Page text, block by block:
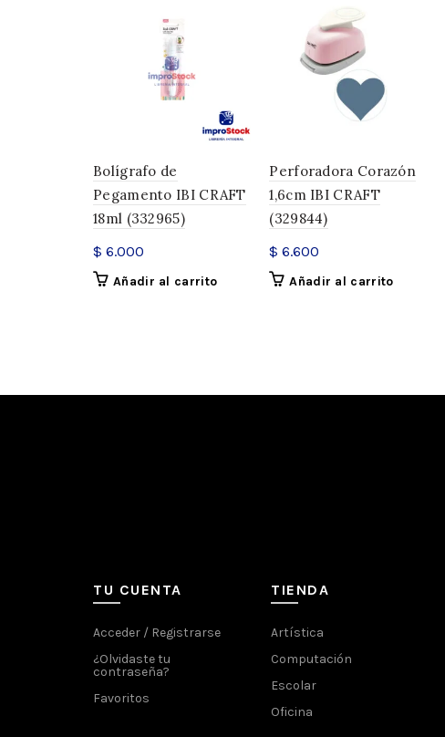
Bolígrafo de
Pegamento IBI CRAFT
18ml (332965)
$ 6.000
Añadir al carrito
Perforadora Corazón
1,6cm IBI CRAFT
(329844)
$ 6.600
Añadir al carrito
TU CUENTA
Acceder / Registrarse
¿Olvidaste tu
contraseña?
Favoritos
TIENDA
Artística
Computación
Escolar
Oficina